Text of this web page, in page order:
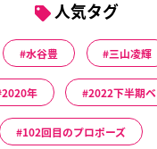
人気タグ
水谷豊 三山凌輝
2020年 2022下半期
102回目のプロポーズ